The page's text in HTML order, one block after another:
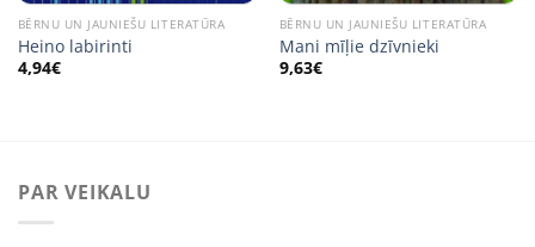
BĒRNU UN JAUNIEŠU LITERATŪRA
Heino labirinti
4,94€
BĒRNU UN JAUNIEŠU LITERATŪRA
Mani mīļie dzīvnieki
9,63€
PAR VEIKALU